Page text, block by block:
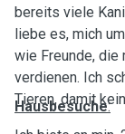
bereits viele
liebe es, mich
wie Freunde, die
verdienen. Ich
Tieren, damit
Hausbesuche: